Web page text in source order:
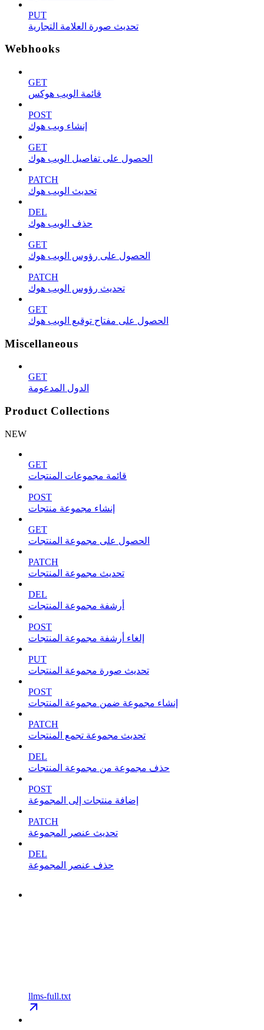
PUT
تحديث صورة العلامة التجارية
Webhooks
GET
قائمة الويب هوكس
POST
إنشاء ويب هوك
GET
الحصول على تفاصيل الويب هوك
PATCH
تحديث الويب هوك
DEL
حذف الويب هوك
GET
الحصول على رؤوس الويب هوك
PATCH
تحديث رؤوس الويب هوك
GET
الحصول على مفتاح توقيع الويب هوك
Miscellaneous
GET
الدول المدعومة
Product Collections
NEW
GET
قائمة مجموعات المنتجات
POST
إنشاء مجموعة منتجات
GET
الحصول على مجموعة المنتجات
PATCH
تحديث مجموعة المنتجات
DEL
أرشفة مجموعة المنتجات
POST
إلغاء أرشفة مجموعة المنتجات
PUT
تحديث صورة مجموعة المنتجات
POST
إنشاء مجموعة ضمن مجموعة المنتجات
PATCH
تحديث مجموعة تجمع المنتجات
DEL
حذف مجموعة من مجموعة المنتجات
POST
إضافة منتجات إلى المجموعة
PATCH
تحديث عنصر المجموعة
DEL
حذف عنصر المجموعة
llms-full.txt